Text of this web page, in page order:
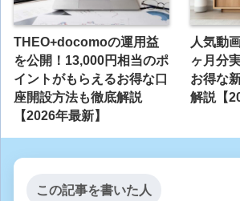
THEO+docomoの運用益
を公開！13,000円相当のポ
イントがもらえるお得な口
座開設方法も徹底解説
【2026年最新】
人気動
ヶ月分
お得な
解説【
この記事を書いた人